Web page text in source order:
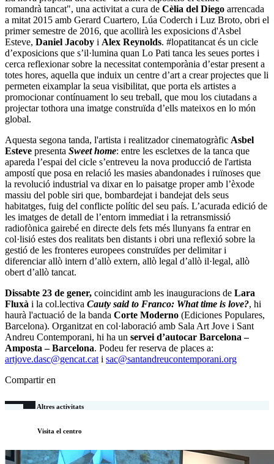
romandrà tancat", una activitat a cura de Cèlia del Diego arrencada
a mitat 2015 amb Gerard Cuartero, Lúa Coderch i Luz Broto, obri el
primer semestre de 2016, que acollirà les exposicions d'Asbel
Esteve, Daniel Jacoby i Alex Reynolds. #lopatitancat és un cicle
d’exposicions que s’il·lumina quan Lo Pati tanca les seues portes i
cerca reflexionar sobre la necessitat contemporània d’estar present a
totes hores, aquella que induix un centre d’art a crear projectes que li
permeten eixamplar la seua visibilitat, que porta els artistes a
promocionar contínuament lo seu treball, que mou los ciutadans a
projectar tothora una imatge construïda d’ells mateixos en lo món
global.
Aquesta segona tanda, l'artista i realitzador cinematogràfic Asbel
Esteve presenta Sweet home: entre les escletxes de la tanca que
apareda l’espai del cicle s’entreveu la nova producció de l'artista
ampostí que posa en relació les masies abandonades i ruïnoses que
la revolució industrial va dixar en lo paisatge proper amb l’èxode
massiu del poble siri que, bombardejat i bandejat dels seus
habitatges, fuig del conflicte polític del seu país. L’acurada edició de
les imatges de detall de l’entorn immediat i la retransmissió
radiofònica gairebé en directe dels fets més llunyans fa entrar en
col·lisió estes dos realitats ben distants i obri una reflexió sobre la
gestió de les fronteres europees construïdes per delimitar i
diferenciar allò intern d’allò extern, allò legal d’allò il·legal, allò
obert d’allò tancat.
Dissabte 23 de gener, coincidint amb les inauguracions de Lara
Fluxà i la col.lectiva Cauty said to Franco: What time is love?, hi
haurà l'actuació de la banda Corte Moderno (Ediciones Populares,
Barcelona). Organitzat en col·laboració amb Sala Art Jove i Sant
Andreu Contemporani, hi ha un servei d’autocar Barcelona –
Amposta – Barcelona. Podeu fer reserva de places a:
artjove.dasc@gencat.cat i sac@santandreucontemporani.org
Compartir en
Altres activitats
Visita el centro